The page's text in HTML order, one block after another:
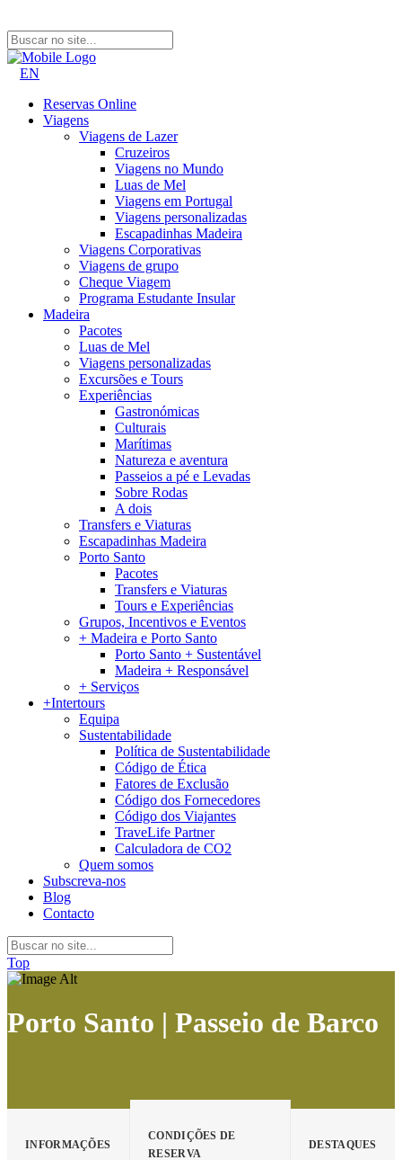
EN
Reservas Online
Viagens
Viagens de Lazer
Cruzeiros
Viagens no Mundo
Luas de Mel
Viagens em Portugal
Viagens personalizadas
Escapadinhas Madeira
Viagens Corporativas
Viagens de grupo
Cheque Viagem
Programa Estudante Insular
Madeira
Pacotes
Luas de Mel
Viagens personalizadas
Excursões e Tours
Experiências
Gastronómicas
Culturais
Marítimas
Natureza e aventura
Passeios a pé e Levadas
Sobre Rodas
A dois
Transfers e Viaturas
Escapadinhas Madeira
Porto Santo
Pacotes
Transfers e Viaturas
Tours e Experiências
Grupos, Incentivos e Eventos
+ Madeira e Porto Santo
Porto Santo + Sustentável
Madeira + Responsável
+ Serviços
+Intertours
Equipa
Sustentabilidade
Política de Sustentabilidade
Código de Ética
Fatores de Exclusão
Código dos Fornecedores
Código dos Viajantes
TraveLife Partner
Calculadora de CO2
Quem somos
Subscreva-nos
Blog
Contacto
Top
Porto Santo | Passeio de Barco
INFORMAÇÕES
CONDIÇÕES DE
RESERVA
DESTAQUES